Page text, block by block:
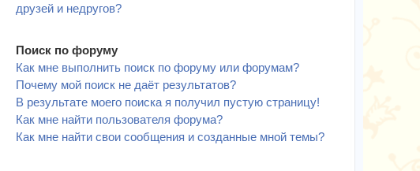
друзей и недругов?
Поиск по форуму
Как мне выполнить поиск по форуму или форумам?
Почему мой поиск не даёт результатов?
В результате моего поиска я получил пустую страницу!
Как мне найти пользователя форума?
Как мне найти свои сообщения и созданные мной темы?